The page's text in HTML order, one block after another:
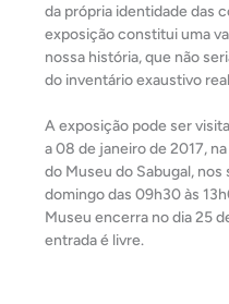
da própria identidade das
exposição constitui uma
nossa história, que não
do inventário exaustivo
A exposição pode ser
a 08 de janeiro de 2017,
do Museu do Sabugal,
domingo das 09h30 às
Museu encerra no dia 25
entrada é livre.